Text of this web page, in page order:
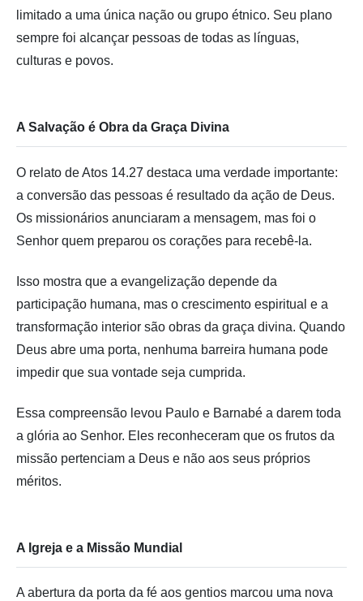
limitado a uma única nação ou grupo étnico. Seu plano
sempre foi alcançar pessoas de todas as línguas,
culturas e povos.
A Salvação é Obra da Graça Divina
O relato de Atos 14.27 destaca uma verdade importante:
a conversão das pessoas é resultado da ação de Deus.
Os missionários anunciaram a mensagem, mas foi o
Senhor quem preparou os corações para recebê-la.
Isso mostra que a evangelização depende da
participação humana, mas o crescimento espiritual e a
transformação interior são obras da graça divina. Quando
Deus abre uma porta, nenhuma barreira humana pode
impedir que sua vontade seja cumprida.
Essa compreensão levou Paulo e Barnabé a darem toda
a glória ao Senhor. Eles reconheceram que os frutos da
missão pertenciam a Deus e não aos seus próprios
méritos.
A Igreja e a Missão Mundial
A abertura da porta da fé aos gentios marcou uma nova